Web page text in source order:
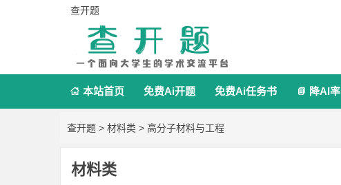
查开题
 本站首页 免费Ai开题 免费Ai任务书  降AI率
查开题 > 材料类 > 高分子材料与工程
材料类